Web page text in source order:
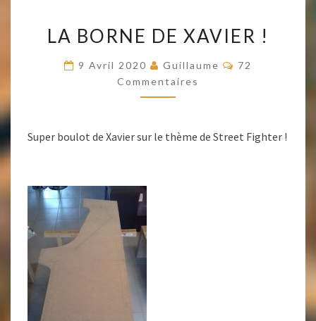
BORNE
XAVIER
!
LA BORNE DE XAVIER !
9 Avril 2020 Guillaume Commentaires
72
Commentaires
Super boulot de Xavier sur le thème de Street Fighter !